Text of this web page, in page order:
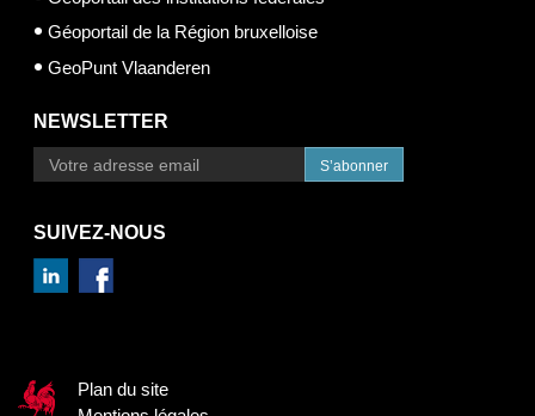
Géoportail de la Région bruxelloise
GeoPunt Vlaanderen
NEWSLETTER
S’abonner
SUIVEZ-NOUS
Plan du site